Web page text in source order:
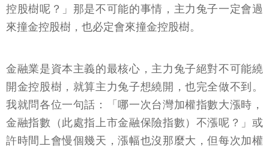
控股樹呢？」那是不可能的事情，主力兔子一定會過
來撞金控股樹，也必定會來撞金控股樹。
金融業是資本主義的最核心，主力兔子絕對不可能繞
開金控股樹，就算主力兔子想繞開，也完全做不到。
我就問各位一句話：「哪一次台灣加權指數大漲時，
金融指數（此處指上市金融保險指數）不漲呢？」或
許時間上會慢個幾天，漲幅也沒那麼大，但每次加權